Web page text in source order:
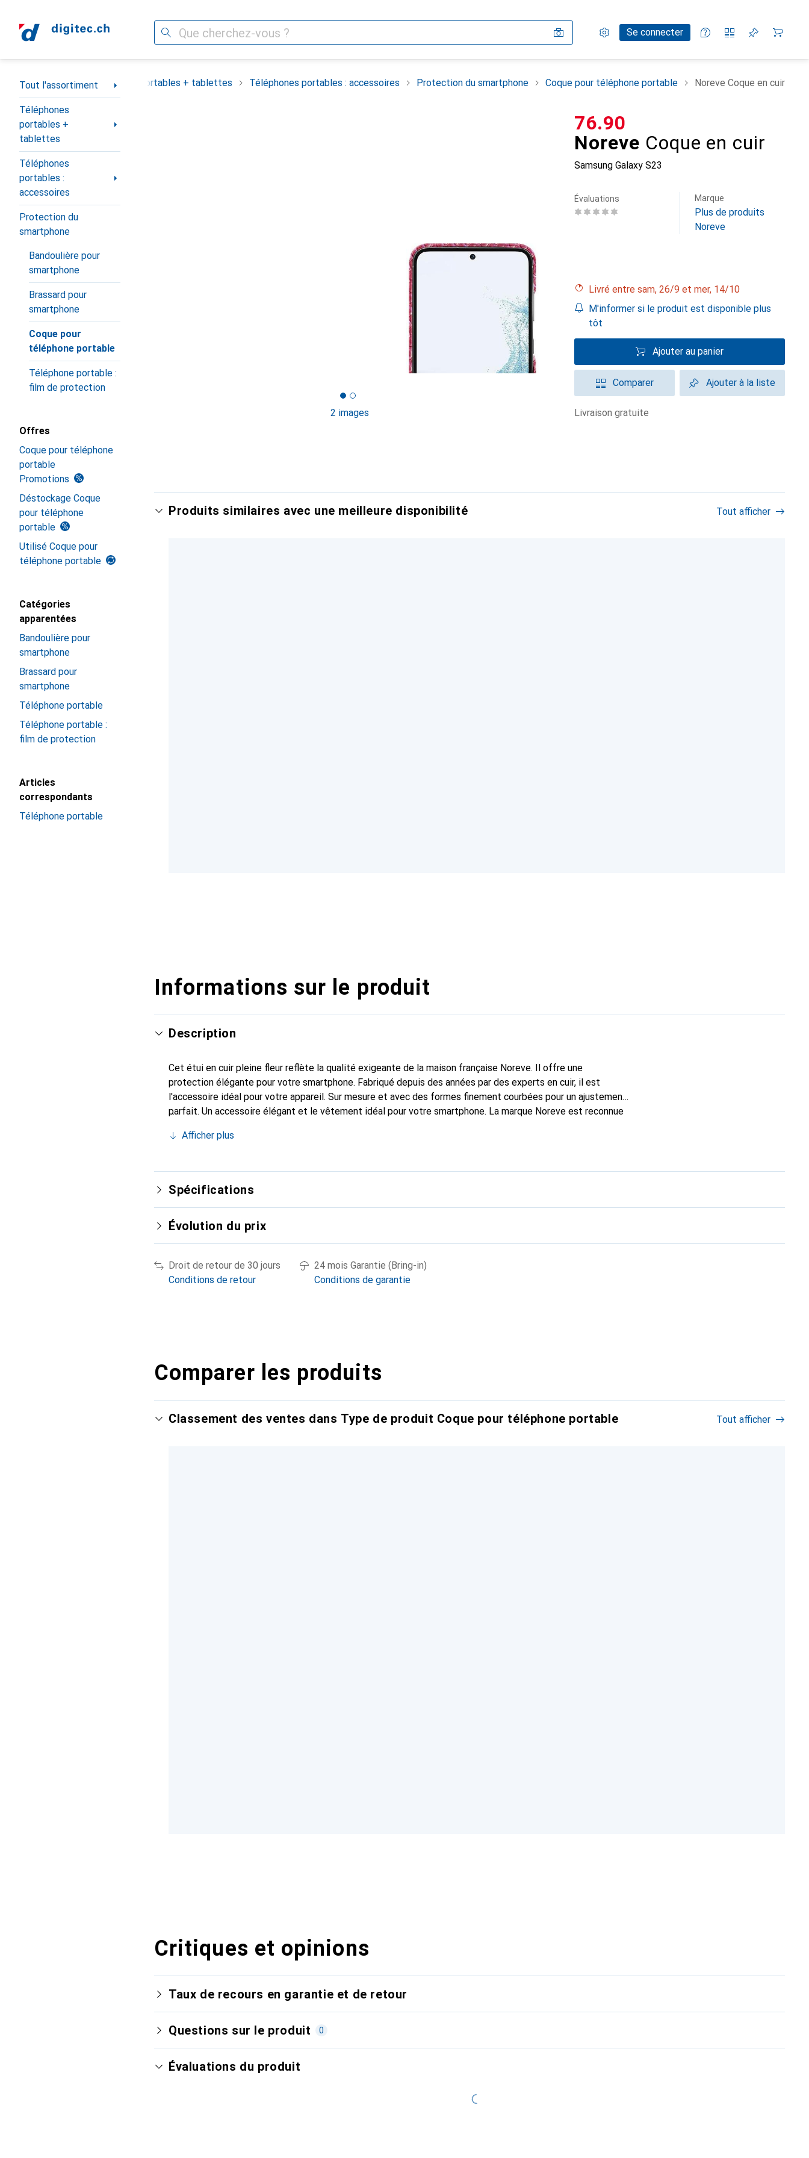
Recherche Paramètres
Compte clientSe connecter
Listes de comparaison
Listes d'envies
Panier
Navigation par catégorie
Tout l'assortiment
Téléphones
portables +
tablettes
Téléphones
portables :
accessoires
Protection du
smartphone
Bandoulière pour
smartphone
Brassard pour
smartphone
Coque pour
téléphone portable
Téléphone portable :
film de protection
Offres
Coque pour téléphone
portable
Promotions
Déstockage Coque
pour téléphone
portable
Utilisé Coque pour
téléphone portable
Catégories
apparentées
Bandoulière pour
smartphone
Brassard pour
smartphone
Téléphone portable
Téléphone portable :
film de protection
Articles
correspondants
Téléphone portable
l'assortiment Téléphones portables + tablettes Téléphones portables : accessoires Protection du smartphone Coque pour téléphone portable Noreve Coque en cuir
2 images
Noreve Coque en cuir
Samsung Galaxy S23
CHF
76.90
Évaluations Marque
Plus de produits
Noreve
Livré entre sam, 26/9 et mer, 14/10
M'informer si le produit est disponible plus
tôt
Ajouter au panier
Comparer Ajouter à la liste
livraison gratuite
Produits similaires avec une meilleure disponibilité Tout afficher
Informations sur le produit
Description
Cet étui en cuir pleine fleur reflète la qualité exigeante de la maison française Noreve. Il offre une
protection élégante pour votre smartphone. Fabriqué depuis des années par des experts en cuir, il est
l'accessoire idéal pour votre appareil. Sur mesure et avec des formes finement courbées pour un ajustement
parfait. Un accessoire élégant et le vêtement idéal pour votre smartphone. La marque Noreve est reconnue
exigeant.
Afficher plus
Spécifications
Évolution du prix
Droit de retour de 30 jours
Conditions de retour
24 mois Garantie (Bring-in)
Conditions de garantie
Comparer les produits
Classement des ventes dans Type de produit Coque pour téléphone portable Tout afficher
Critiques et opinions
Taux de recours en garantie et de retour
Questions sur le produit 0
Évaluations du produit